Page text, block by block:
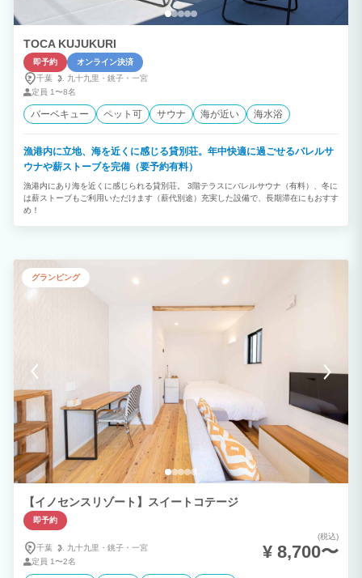
具、BBQ用品一式は無料でご利用いただけます。 屋根付きBBQガーデンなので、天候
を気にせず、大人数でも快適にBBQやお食事をお楽しみいただけます。 ※お食事付き
産の新鮮な食材を使用したBBQフルコースや和食メニューなど、ご予算やご希望に合
わせたお食事をご提案いたします。メニュー内容や料金については、お気軽にお問い合
わせください。 ④ 最大20名様まで快適に宿泊 5つの鍵付き寝室を備えているため、大
人数でもプライベート空間を確保。 三世代旅行や親族旅行、サークル旅行などでも、
ゆったりと快適にお過ごしいただけます。 ⑤ 記念日・サプライズにも対応 お誕生日
や結婚記念日など、大切な日を彩るケーキやサプライズ演出もご相談ください。 幹事
様と事前にお打ち合わせを行い、思い出に残る特別な時間をお手伝いいたします。 ⑥
電車でも安心！無料送迎サービス 東京駅から特急で約60分、上総一ノ宮駅まで無料送
にスーパーへのお買い物にもお立ち寄りいたしますので、食材や飲み物の買い出しも安
心です。 お車がなくても快適にご滞在いただけるため、電車でのグループ旅行やご家
ご宿泊だけでなく、 ・日帰りBBQ ・ガーデンパーティー ・企業研修 ・懇親会 ・誕生
日会・記念日パーティー などもご相談いただけます。 お客様のご希望に合わせたプラ
ンをご提案いたします。 心に残る、特別な一日を。 「遊ぶ」「癒される」「語り合
TOCA KUJUKURI
即予約
オンライン決済
千葉
九十九里・ 銚子・ 一宮
定員 1〜8名
バーベキュー ペット可 サウナ 海が近い 海水浴
漁港内に立地、海を近くに感じる貸別荘。年中快適に過ごせるバレルサ
ウナや薪ストーブを完備（要予約有料）
漁港内にあり海を近くに感じられる貸別荘。 3階テラスにバレルサウナ（有料）、冬に
は薪ストーブもご利用いただけます（薪代別途）充実した設備で、長期滞在にもおすす
め！
グランピング
【イノセンスリゾート】スイートコテージ
即予約
千葉 九十九里・ 銚子・ 一宮
定員 1〜2名
(税込)
¥ 8,700〜